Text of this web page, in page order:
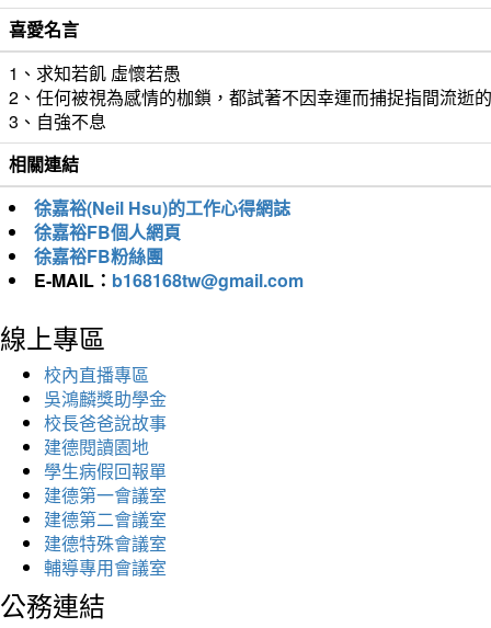
喜愛名言
1、求知若飢 虛懷若愚
2、任何被視為感情的枷鎖，都試著不因幸運而捕捉指間流逝
3、自強不息
相關連結
徐嘉裕(Neil Hsu)的工作心得網誌
徐嘉裕FB個人網頁
徐嘉裕FB粉絲團
E-MAIL： b168168tw@gmail.com
線上專區
校內直播專區
吳鴻麟獎助學金
校長爸爸說故事
建德閱讀園地
學生病假回報單
建德第一會議室
建德第二會議室
建德特殊會議室
輔導專用會議室
公務連結